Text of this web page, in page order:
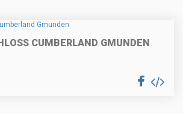
CUMBERLAND GMUNDEN